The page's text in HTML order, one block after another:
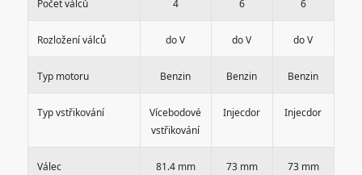
Počet válců 4 6 6
Rozložení válců do V do V do V
Typ motoru Benzin Benzin Benzin
Typ vstřikování
Vícebodové
vstřikování
Injecdor Injecdor
Válec 81.4 mm 73 mm 73 mm